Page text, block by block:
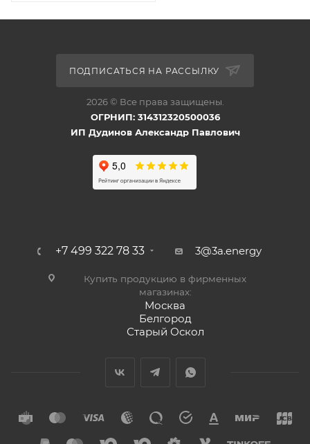
ПОДПИСАТЬСЯ НА РАССЫЛКУ
2026 © Все права защищены.
ОГРНИП: 314312320500036
ИП Дудинов Александр Павлович
+7 499 322 78 33 3@3a.energy
Купить продукцию в фирменных
магазинах:
Москва
Белгород
Старый Оскол